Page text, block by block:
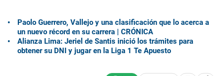
Paolo Guerrero, Vallejo y una clasificación que lo acerca a
un nuevo récord en su carrera | CRÓNICA
Alianza Lima: Jeriel de Santis inició los trámites para
obtener su DNI y jugar en la Liga 1 Te Apuesto